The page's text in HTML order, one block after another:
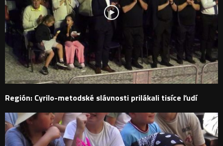
Región: Cyrilo-metodské slávnosti prilákali tisíce ľudí